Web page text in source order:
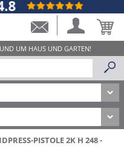
PISTOLE 2K H 248 -